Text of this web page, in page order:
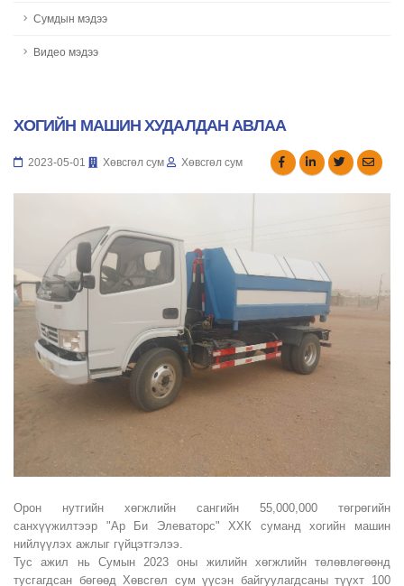
Сумдын мэдээ
Видео мэдээ
ХОГИЙН МАШИН ХУДАЛДАН АВЛАА
2023-05-01 Хөвсгөл сум Хөвсгөл сум
Орон нутгийн хөгжлийн сангийн 55,000,000 төгрөгийн
санхүүжилтээр "Ар Би Элеваторс" ХХК суманд хогийн машин
нийлүүлэх ажлыг гүйцэтгэлээ.
Тус ажил нь Сумын 2023 оны жилийн хөгжлийн төлөвлөгөөнд
тусгагдсан бөгөөд Хөвсгөл сум үүсэн байгуулагдсаны түүхт 100